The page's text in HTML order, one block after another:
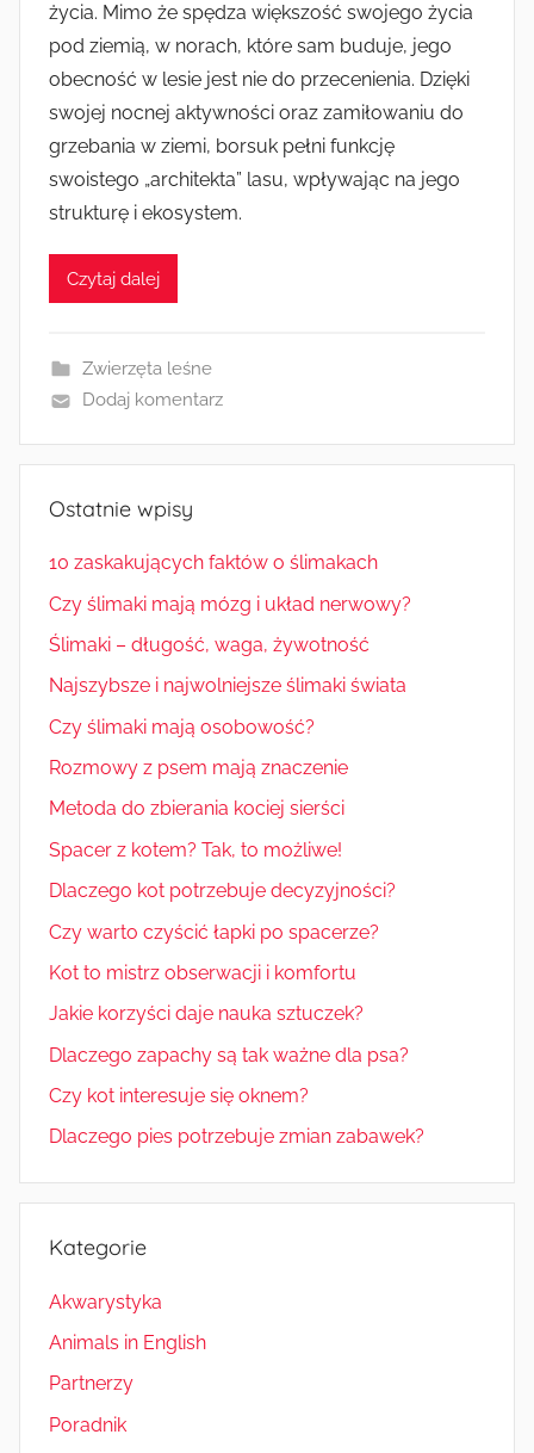
życia. Mimo że spędza większość swojego życia
pod ziemią, w norach, które sam buduje, jego
obecność w lesie jest nie do przecenienia. Dzięki
swojej nocnej aktywności oraz zamiłowaniu do
grzebania w ziemi, borsuk pełni funkcję
swoistego „architekta” lasu, wpływając na jego
strukturę i ekosystem.
Czytaj dalej
Zwierzęta leśne
Dodaj komentarz
Ostatnie wpisy
10 zaskakujących faktów o ślimakach
Czy ślimaki mają mózg i układ nerwowy?
Ślimaki – długość, waga, żywotność
Najszybsze i najwolniejsze ślimaki świata
Czy ślimaki mają osobowość?
Rozmowy z psem mają znaczenie
Metoda do zbierania kociej sierści
Spacer z kotem? Tak, to możliwe!
Dlaczego kot potrzebuje decyzyjności?
Czy warto czyścić łapki po spacerze?
Kot to mistrz obserwacji i komfortu
Jakie korzyści daje nauka sztuczek?
Dlaczego zapachy są tak ważne dla psa?
Czy kot interesuje się oknem?
Dlaczego pies potrzebuje zmian zabawek?
Kategorie
Akwarystyka
Animals in English
Partnerzy
Poradnik